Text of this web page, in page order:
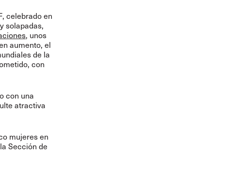
celebrado en
solapadas,
, unos
aumento, el
de la
con
con una
atractiva
mujeres en
Sección de